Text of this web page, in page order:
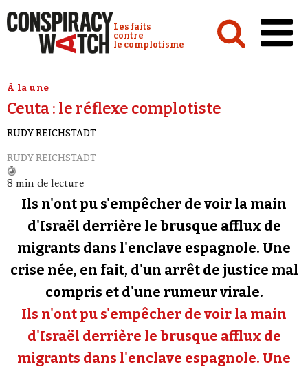
Conspiracy Watch :
Les faits
contre
le complotisme
Analyses
Conspipédia
Vidéos
Revues de presse
Newsletter
Faire un don
Demander à Vera
Se connecter
À la une
Ceuta : le réflexe complotiste
RUDY REICHSTADT
RUDY REICHSTADT
8 min de lecture
Ils n'ont pu s'empêcher de voir la main
d'Israël derrière le brusque afflux de
migrants dans l'enclave espagnole. Une
crise née, en fait, d'un arrêt de justice mal
compris et d'une rumeur virale.
Ils n'ont pu s'empêcher de voir la main
d'Israël derrière le brusque afflux de
migrants dans l'enclave espagnole. Une